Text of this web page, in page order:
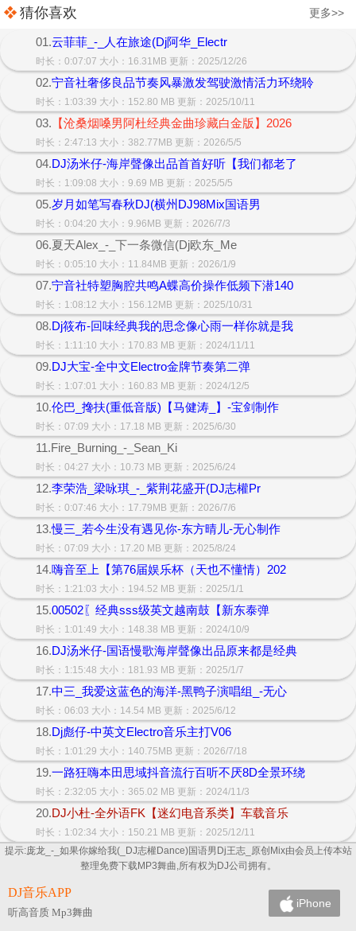
猜你喜欢 更多>>
01.云菲菲_-_人在旅途(Dj阿华_Electr
时长：0:07:07 大小：16.31MB 更新：2025/12/26
02.宁音社奢侈良品节奏风暴激发驾驶激情活力环绕聆
时长：1:03:39 大小：152.80 MB 更新：2025/10/11
03. 【沧桑烟嗓男阿杜经典金曲珍藏白金版】2026
时长：2:47:13 大小：382.77MB 更新：2026/5/5
04.DJ汤米仔-海岸聲像出品首首好听【我们都老了
时长：1:09:08 大小：9.69 MB 更新：2025/5/5
05.岁月如笔写春秋DJ(横州DJ98Mix国语男
时长：0:04:20 大小：9.96MB 更新：2026/7/3
06.夏天Alex_-_下一条微信(Dj欧东_Me
时长：0:05:10 大小：11.84MB 更新：2026/1/9
07.宁音社特塑胸腔共鸣A蝶高价操作低频下潜140
时长：1:08:12 大小：156.12MB 更新：2025/10/31
08.Dj筱布-回味经典我的思念像心雨一样你就是我
时长：1:11:10 大小：170.83 MB 更新：2024/11/11
09.DJ大宝-全中文Electro金牌节奏第二弹
时长：1:07:01 大小：160.83 MB 更新：2024/12/5
10.伦巴_搀扶(重低音版)【马健涛_】-宝剑制作
时长：07:09 大小：17.18 MB 更新：2025/6/30
11.Fire_Burning_-_Sean_Ki
时长：04:27 大小：10.73 MB 更新：2025/6/24
12.李荣浩_梁咏琪_-_紫荆花盛开(DJ志權Pr
时长：0:07:46 大小：17.79MB 更新：2026/7/6
13.慢三_若今生没有遇见你-东方晴儿-无心制作
时长：07:09 大小：17.20 MB 更新：2025/8/24
14.嗨音至上【第76届娱乐杯（天也不懂情）202
时长：1:21:03 大小：194.52 MB 更新：2025/1/1
15.00502〖经典sss级英文越南鼓【新东泰弹
时长：1:01:49 大小：148.38 MB 更新：2024/10/9
16.DJ汤米仔-国语慢歌海岸聲像出品原来都是经典
时长：1:15:48 大小：181.93 MB 更新：2025/1/7
17.中三_我爱这蓝色的海洋-黑鸭子演唱组_-无心
时长：06:03 大小：14.54 MB 更新：2025/6/12
18.Dj彪仔-中英文Electro音乐主打V06
时长：1:01:29 大小：140.75MB 更新：2026/7/18
19.一路狂嗨本田思域抖音流行百听不厌8D全景环绕
时长：2:32:05 大小：365.02 MB 更新：2024/11/3
20.DJ小杜-全外语FK【迷幻电音系类】车载音乐
时长：1:02:34 大小：150.21 MB 更新：2025/12/11
提示:庞龙_-_如果你嫁给我(_DJ志權Dance)国语男Dj王志_原创Mix由会员上传本站
整理免费下载MP3舞曲,所有权为DJ公司拥有。
DJ音乐APP
听高音质 Mp3舞曲
iPhone